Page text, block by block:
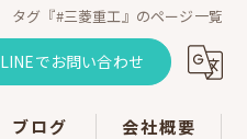
タグ『#三菱重工』のページ一覧
LINEでお問い合わせ
ブログ 会社概要